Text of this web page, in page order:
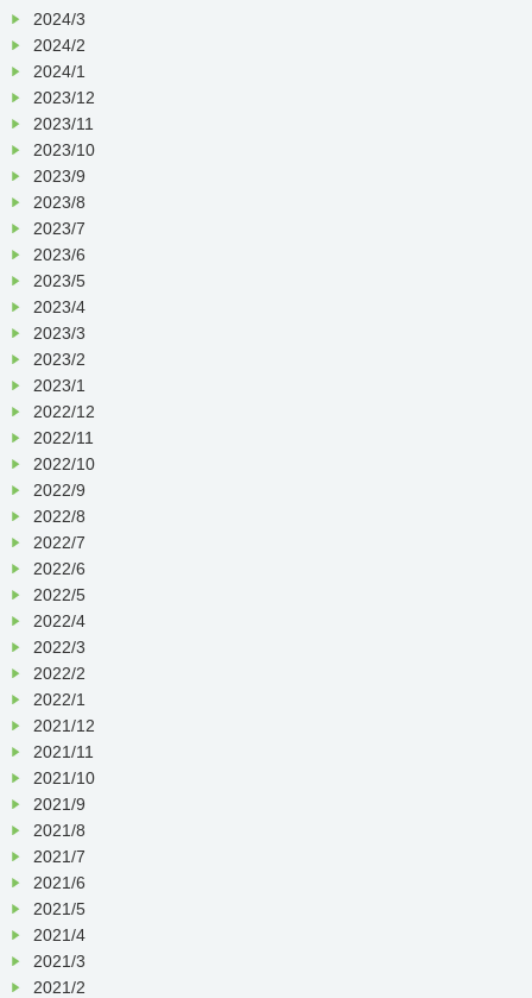
2024/3
2024/2
2024/1
2023/12
2023/11
2023/10
2023/9
2023/8
2023/7
2023/6
2023/5
2023/4
2023/3
2023/2
2023/1
2022/12
2022/11
2022/10
2022/9
2022/8
2022/7
2022/6
2022/5
2022/4
2022/3
2022/2
2022/1
2021/12
2021/11
2021/10
2021/9
2021/8
2021/7
2021/6
2021/5
2021/4
2021/3
2021/2